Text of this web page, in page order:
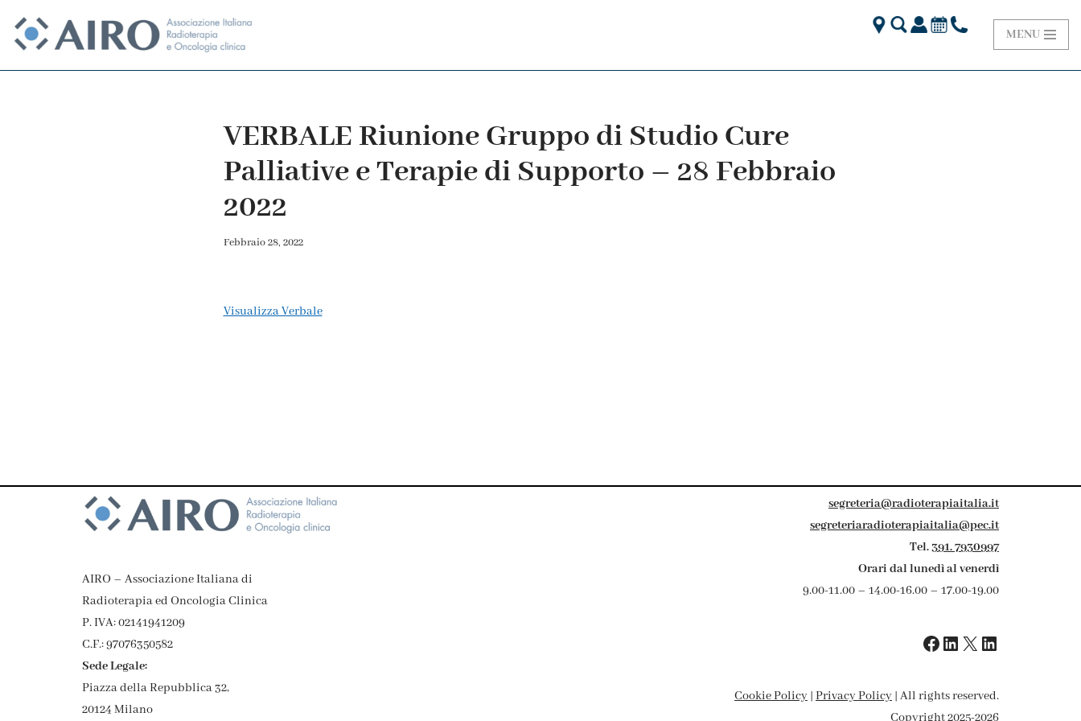
Vai
MENU
VERBALE Riunione Gruppo di Studio Cure
Palliative e Terapie di Supporto – 28 Febbraio
2022
Febbraio 28, 2022
Visualizza Verbale
AIRO – Associazione Italiana di
Radioterapia ed Oncologia Clinica
P. IVA: 02141941209
C.F.: 97076350582
Sede Legale:
Piazza della Repubblica 32,
20124 Milano
segreteria@radioterapiaitalia.it
segreteriaradioterapiaitalia@pec.it
Tel.391. 7930997
Orari dal lunedì al venerdì
9.00-11.00 – 14.00-16.00 – 17.00-19.00
Cookie Policy | Privacy Policy | All rights reserved.
Copyright 2025-2026